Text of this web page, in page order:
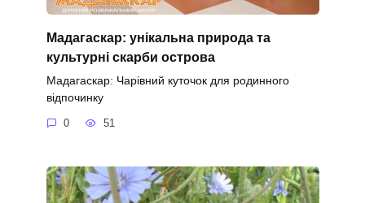
Мадагаскар: унікальна природа та
культурні скарби острова
Мадагаскар: Чарівний куточок для родинного
відпочинку
0 51